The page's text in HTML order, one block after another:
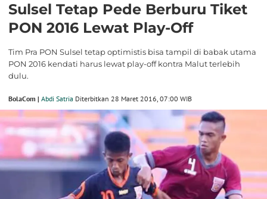
Sulsel Tetap Pede Berburu Tiket
PON 2016 Lewat Play-Off
Tim Pra PON Sulsel tetap optimistis bisa tampil di babak utama
PON 2016 kendati harus lewat play-off kontra Malut terlebih
dulu.
BolaCom | Abdi Satria Diterbitkan 28 Maret 2016, 07:00 WIB